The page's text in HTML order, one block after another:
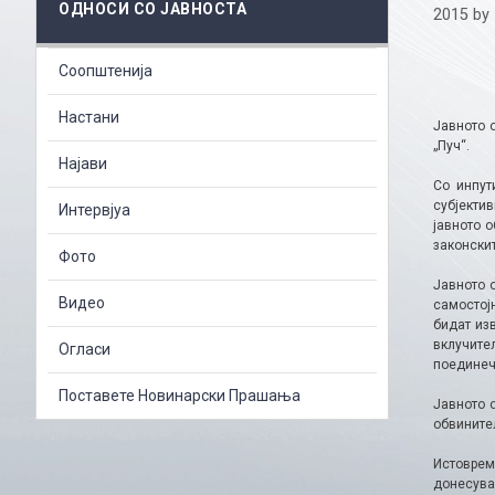
2015 by
Јавното
„Пуч“.
Со
јавното
Јавното
бидат
Јавното
ОДНОСИ СО ЈАВНОСТА
Соопштенија
Настани
Најави
Интервјуа
Фото
Видео
Огласи
Поставете Новинарски Прашања